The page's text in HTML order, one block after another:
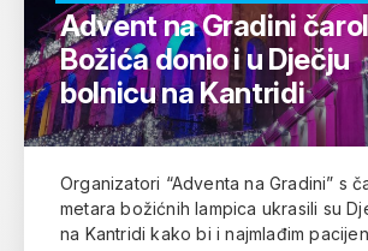
Advent na Gradini
Božića donio i u Dječju
bolnicu na Kantridi
Organizatori “Adventa na Gradini” s
metara božićnih lampica ukrasili su
na Kantridi kako bi i najmlađim